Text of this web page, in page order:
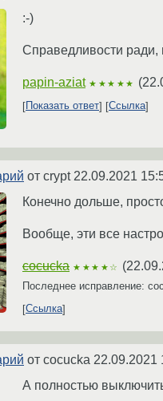
:-)
Справедливости
papin-aziat ★★★★★ (
Показать ответ Ссылка
от crypt 22.09.2021
Конечно дольше,
Вообще, эти все
cocucka ★★★★☆ (
Последнее исправление:
Ссылка
от cocucka 22.09.2021
А полностью